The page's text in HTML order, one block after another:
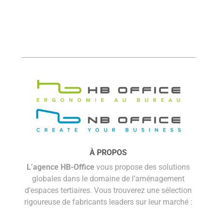
À PROPOS
L’agence HB-Office vous propose des solutions
globales dans le domaine de l’aménagement
d’espaces tertiaires. Vous trouverez une sélection
rigoureuse de fabricants leaders sur leur marché :